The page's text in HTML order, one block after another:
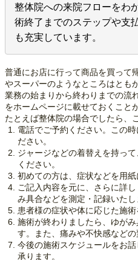
整体院への来院フローをわ
術終了までのステップや支
も充実しています。
普通にお店に行って商品を買って
やスーパーのようなところはとも
業務の始まりから終わりまでの流
をホームページに載せておくこと
たとえば整体院の場合でしたら、
電話でご予約ください。この
ださい。
ジャージなどの着替えを持っ
ください。
初めての方は、症状などを用紙
ご記入内容を元に、さらに詳
み具合などを測定・記録いたし
患者様の症状や体に応じた施術
施術が終わりましたら、ゆが
す。また、痛みや不快感などの
今後の施術スケジュールをお
承ります。